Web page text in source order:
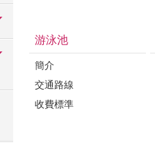
游泳池
簡介
交通路線
收費標準